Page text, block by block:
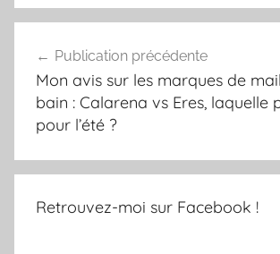
de
l’article
Publication précédente
Mon avis sur les marques de
bain : Calarena vs Eres, laquelle
pour l’été ?
Retrouvez-moi sur Facebook !